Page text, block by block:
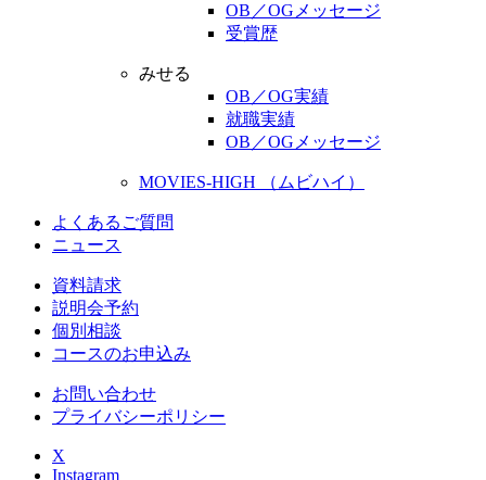
OB／OGメッセージ
受賞歴
みせる
OB／OG実績
就職実績
OB／OGメッセージ
MOVIES-HIGH （ムビハイ）
よくあるご質問
ニュース
資料請求
説明会予約
個別相談
コースのお申込み
お問い合わせ
プライバシーポリシー
X
Instagram